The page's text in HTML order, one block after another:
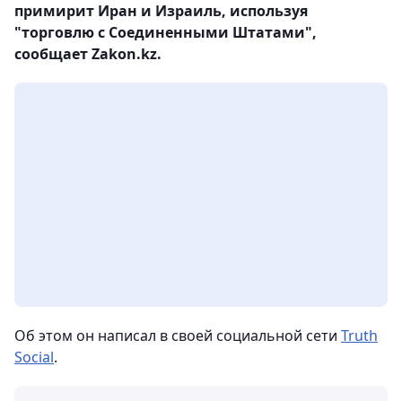
примирит Иран и Израиль, используя
"торговлю с Соединенными Штатами",
сообщает Zakon.kz.
Об этом он написал в своей социальной сети Truth
Social.